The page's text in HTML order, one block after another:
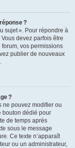
?
sujet ». Pour répondre à
devez parfois être
vos permissions
publier de nouveaux
?
ne pouvez modifier ou
bouton dédié pour
de temps après
sous le message
Ce texte n’apparaît
ou un administrateur,